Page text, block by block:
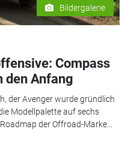
Bildergalerie
Compass
den Anfang
der Avenger wurde gründlich
Modellpalette auf sechs
der Offroad-Marke...